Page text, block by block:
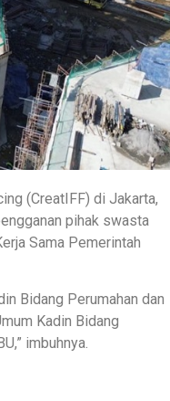
(CreatIFF) di Jakarta,
pihak swasta
Sama Pemerintah
Bidang Perumahan dan
Kadin Bidang
imbuhnya.